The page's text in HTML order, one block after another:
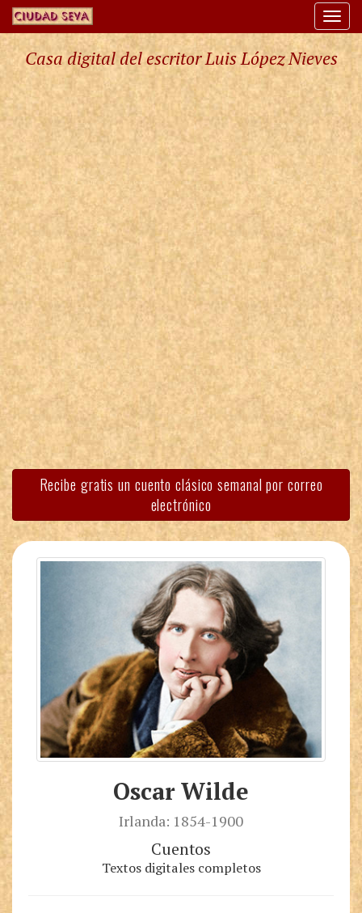
Casa digital del escritor Luis López Nieves
Recibe gratis un cuento clásico semanal por correo
electrónico
Oscar Wilde
Irlanda: 1854-1900
Cuentos
Textos digitales completos